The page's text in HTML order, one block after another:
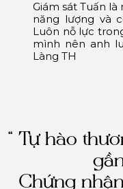
Giám sát Tuấn
năng lượng và
Luôn nỗ lực
mình nên anh
Làng TH
“ Tự hào
Chứng